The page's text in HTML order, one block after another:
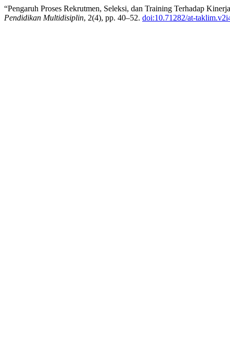
“Pengaruh Proses Rekrutmen, Seleksi, dan Training Terhadap
Pendidikan Multidisiplin, 2(4), pp. 40–52. doi:10.71282/at-